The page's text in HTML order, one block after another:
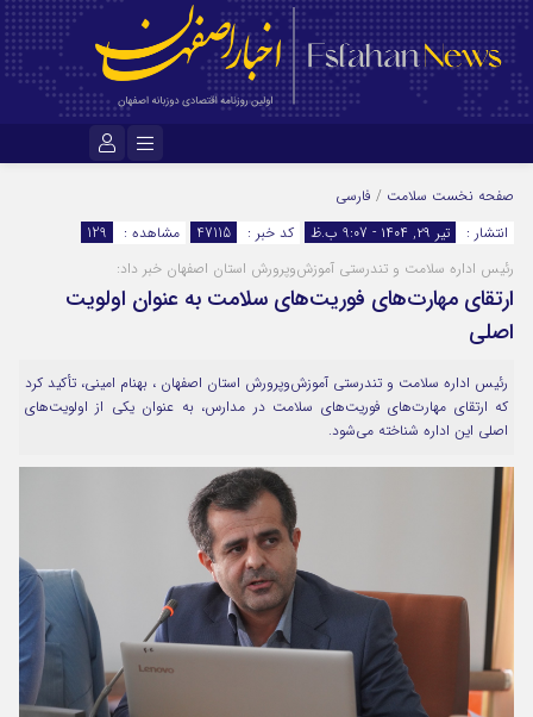
رمز عبور
مرا به خاطر بسپار
صفحه نخست سلامت / فارسی
انتشار :
تیر ۲۹, ۱۴۰۴ - 9:07 ب.ظ کد خبر : 47115 مشاهده :
129
رئیس اداره سلامت و تندرستی آموزش‌وپرورش استان اصفهان خبر داد:
ارتقای مهارت‌های فوریت‌های سلامت به عنوان اولویت
اصلی
رئیس اداره سلامت و تندرستی آموزش‌وپرورش استان اصفهان ، بهنام امینی، تأکید کرد
که ارتقای مهارت‌های فوریت‌های سلامت در مدارس، به عنوان یکی از اولویت‌های
اصلی این اداره شناخته می‌شود.